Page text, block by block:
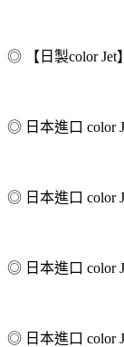
◎ 【日製color Jet
◎ 日本進口 color
◎ 日本進口 color
◎ 日本進口 color
◎ 日本進口 color